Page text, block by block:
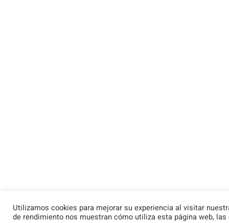
Utilizamos cookies para mejorar su experiencia al visitar
de rendimiento nos muestran cómo utiliza esta página web,